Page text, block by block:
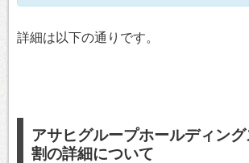
詳細は以下の通りです。
アサヒグループホールディン
割の詳細について